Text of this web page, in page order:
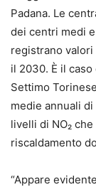
Padana. Le
dei centri medi
registrano
il 2030. È il
Settimo
medie annuali
livelli di NO₂
riscaldamento
“Appare